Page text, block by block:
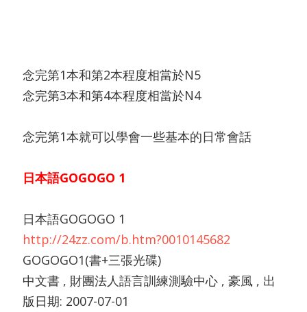
念完第1本和第2本程度相當於N5
念完第3本和第4本程度相當於N4
念完第1本就可以學會一些基本的日常會話
日本語GOGOGO 1
日本語GOGOGO 1
http://24zz.com/b.htm?0010145682
GOGOGO1(書+三張光碟)
中文書 , 財團法人語言訓練測驗中心 , 豪風 , 出
版日期: 2007-07-01